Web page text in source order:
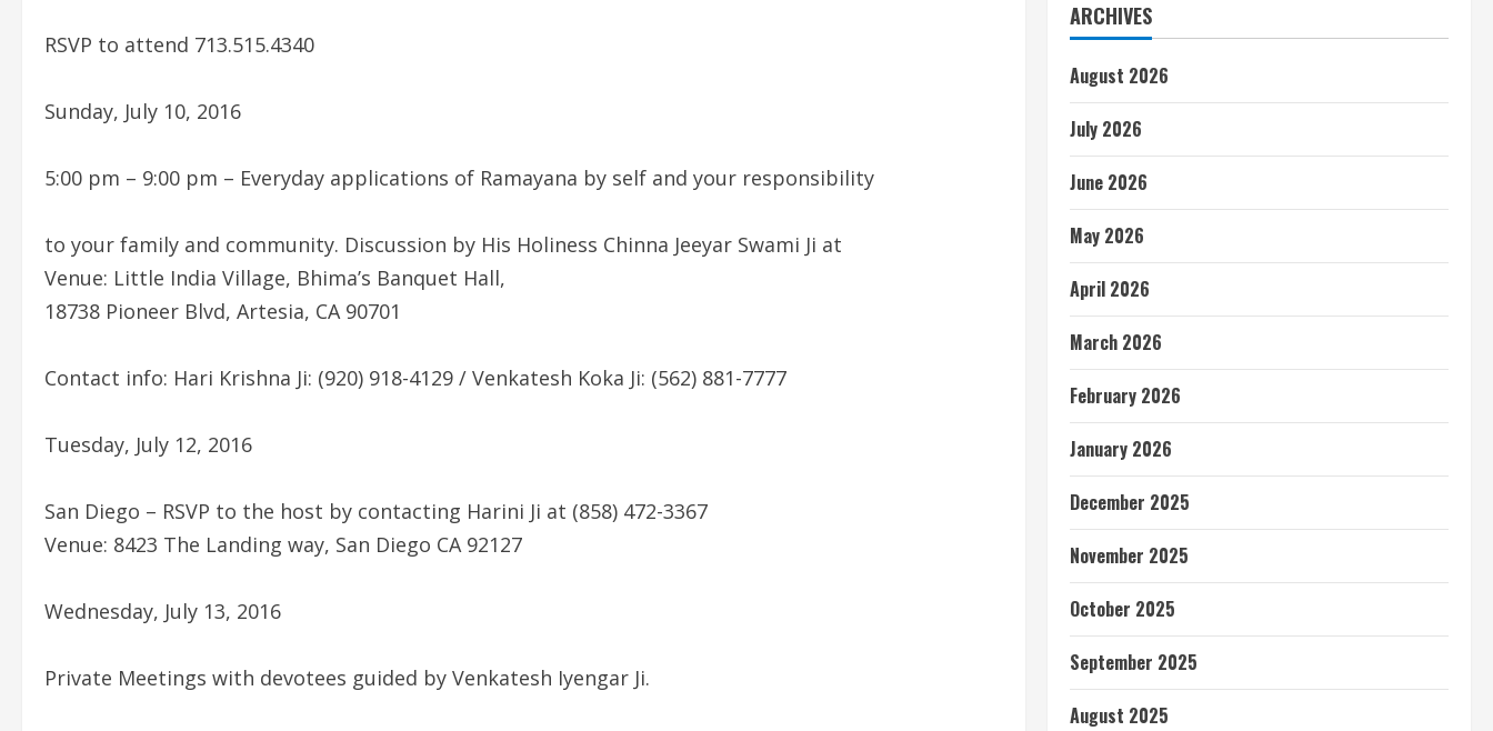
RSVP to attend 713.515.4340
Sunday, July 10, 2016
5:00 pm – 9:00 pm – Everyday applications of Ramayana by self and your responsibility
to your family and community. Discussion by His Holiness Chinna Jeeyar Swami Ji at
Venue: Little India Village, Bhima’s Banquet Hall,
18738 Pioneer Blvd, Artesia, CA 90701
Contact info: Hari Krishna Ji: (920) 918-4129 / Venkatesh Koka Ji: (562) 881-7777
Tuesday, July 12, 2016
San Diego – RSVP to the host by contacting Harini Ji at (858) 472-3367
Venue: 8423 The Landing way, San Diego CA 92127
Wednesday, July 13, 2016
Private Meetings with devotees guided by Venkatesh Iyengar Ji.
ARCHIVES
August 2026
July 2026
June 2026
May 2026
April 2026
March 2026
February 2026
January 2026
December 2025
November 2025
October 2025
September 2025
August 2025